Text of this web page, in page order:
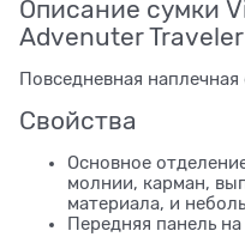
Описание сумки
Advenuter Traveler
Повседневная наплечная
Свойства
Основное
молнии, карман,
материала, и
Передняя панель